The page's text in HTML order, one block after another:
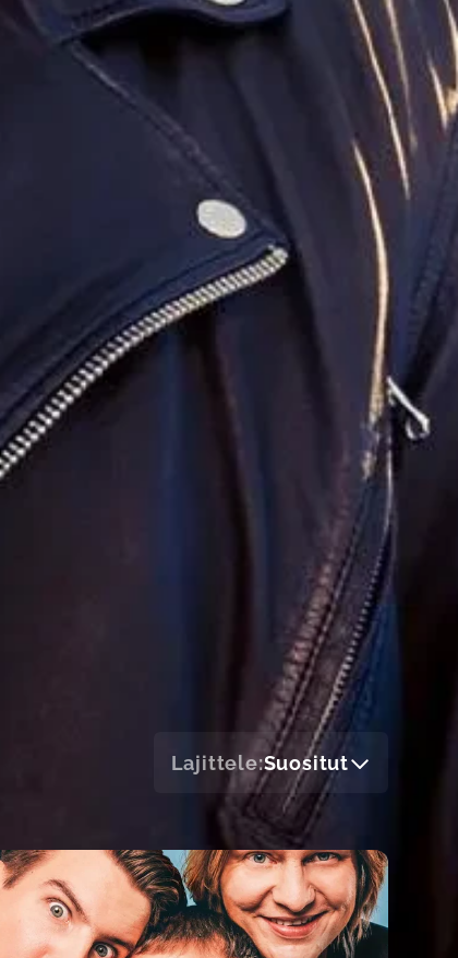
Lajittele:Suositut